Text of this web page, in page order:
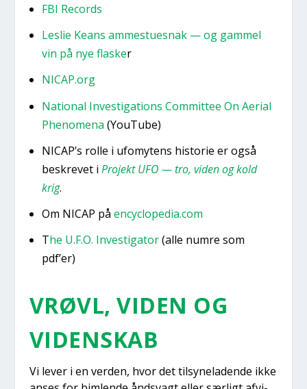
FBI Records
Les­lie Keans ammestu­esnak — og gam­mel
vin på nye fla­sker
NICAP.org
Natio­nal Inve­sti­ga­tions Com­mit­tee On Aeri­al
Pheno­me­na (YouTu­be)
NICAP’s rol­le i ufo­mytens histo­rie er også
beskre­vet i Pro­jekt UFO — tro, viden og kold
krig.
Om NICAP på encyclopedia.com
The U.F.O. Inve­sti­ga­tor(alle num­re som
pdf’er)
VRØVL, VIDEN OG
VIDEN­SKAB
Vi lever i en ver­den, hvor det til­sy­ne­la­den­de ikke